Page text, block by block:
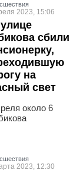
2023, 15:06
сбили
на
свет
около 6
2023, 12:30